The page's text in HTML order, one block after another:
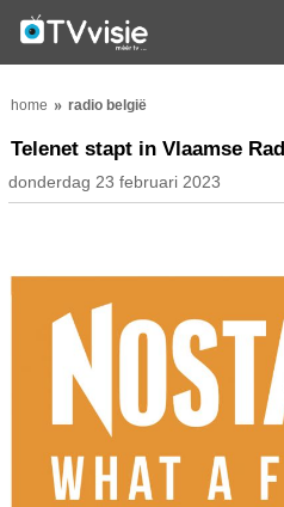
home radio belgië
Telenet stapt in Vlaamse
donderdag 23 februari 2023